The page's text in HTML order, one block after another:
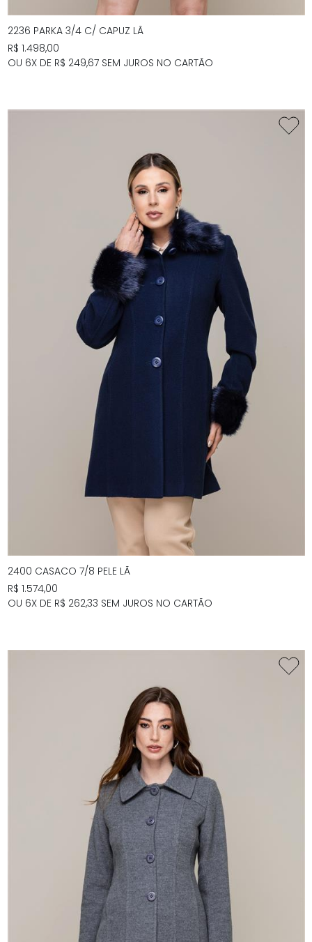
2236 PARKA 3/4 C/ CAPUZ LÃ
R$ 1.498,00
OU 6X DE R$ 249,67 SEM JUROS NO CARTÃO
2400 CASACO 7/8 PELE LÃ
R$ 1.574,00
OU 6X DE R$ 262,33 SEM JUROS NO CARTÃO